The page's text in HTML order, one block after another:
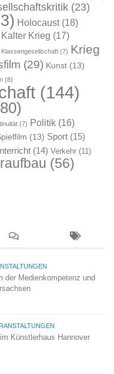
(23)
Holocaust(18)
Kalter Krieg (17)
Klassengesellschaft (7) Krieg
(29) Kunst (13)
(8)
(144)
(7) Politik (16)
(13) Sport (15)
(14) Verkehr (11)
(56)
der Medienkompetenz und
Künstlerhaus Hannover